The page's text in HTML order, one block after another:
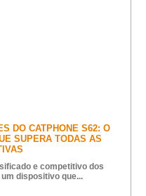
DO CATPHONE S62: O
SUPERA TODAS AS
e competitivo dos
dispositivo que...